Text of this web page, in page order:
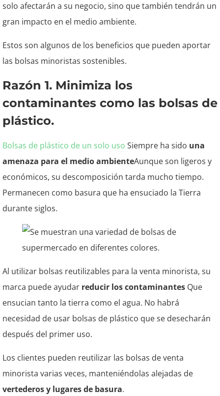
solo afectarán a su negocio, sino que también tendrán un
gran impacto en el medio ambiente.
Estos son algunos de los beneficios que pueden aportar
las bolsas minoristas sostenibles.
Razón 1. Minimiza los
contaminantes como las bolsas de
plástico.
Bolsas de plástico de un solo uso Siempre ha sido una
amenaza para el medio ambienteAunque son ligeros y
económicos, su descomposición tarda mucho tiempo.
Permanecen como basura que ha ensuciado la Tierra
durante siglos.
Al utilizar bolsas reutilizables para la venta minorista, su
marca puede ayudar reducir los contaminantes Que
ensucian tanto la tierra como el agua. No habrá
necesidad de usar bolsas de plástico que se desecharán
después del primer uso.
Los clientes pueden reutilizar las bolsas de venta
minorista varias veces, manteniéndolas alejadas de
vertederos y lugares de basura.